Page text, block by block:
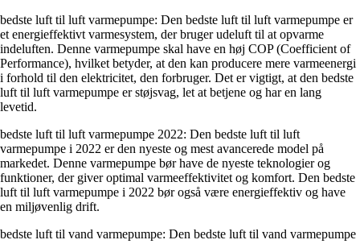
bedste luft til luft varmepumpe: Den bedste luft til luft varmepumpe er
et energieffektivt varmesystem, der bruger udeluft til at opvarme
indeluften. Denne varmepumpe skal have en høj COP (Coefficient of
Performance), hvilket betyder, at den kan producere mere varmeenergi
i forhold til den elektricitet, den forbruger. Det er vigtigt, at den bedste
luft til luft varmepumpe er støjsvag, let at betjene og har en lang
levetid.
bedste luft til luft varmepumpe 2022: Den bedste luft til luft
varmepumpe i 2022 er den nyeste og mest avancerede model på
markedet. Denne varmepumpe bør have de nyeste teknologier og
funktioner, der giver optimal varmeeffektivitet og komfort. Den bedste
luft til luft varmepumpe i 2022 bør også være energieffektiv og have
en miljøvenlig drift.
bedste luft til vand varmepumpe: Den bedste luft til vand varmepumpe